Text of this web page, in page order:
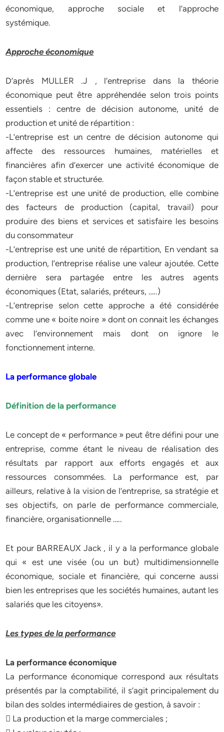
économique, approche sociale et l’approche
systémique.
Approche économique
D’après MULLER .J , l’entreprise dans la théorie
économique peut être appréhendée selon trois points
essentiels : centre de décision autonome, unité de
production et unité de répartition :
-L’entreprise est un centre de décision autonome qui
affecte des ressources humaines, matérielles et
financières afin d’exercer une activité économique de
façon stable et structurée.
-L’entreprise est une unité de production, elle combine
des facteurs de production (capital, travail) pour
produire des biens et services et satisfaire les besoins
du consommateur
-L’entreprise est une unité de répartition, En vendant sa
production, l’entreprise réalise une valeur ajoutée. Cette
dernière sera partagée entre les autres agents
économiques (Etat, salariés, préteurs, …..)
-L’entreprise selon cette approche a été considérée
comme une « boite noire » dont on connait les échanges
avec l’environnement mais dont on ignore le
fonctionnement interne.
La performance globale
Définition de la performance
Le concept de « performance » peut être défini pour une
entreprise, comme étant le niveau de réalisation des
résultats par rapport aux efforts engagés et aux
ressources consommées. La performance est, par
ailleurs, relative à la vision de l’entreprise, sa stratégie et
ses objectifs, on parle de performance commerciale,
financière, organisationnelle …..
Et pour BARREAUX Jack , il y a la performance globale
qui « est une visée (ou un but) multidimensionnelle
économique, sociale et financière, qui concerne aussi
bien les entreprises que les sociétés humaines, autant les
salariés que les citoyens».
Les types de la performance
La performance économique
La performance économique correspond aux résultats
présentés par la comptabilité, il s’agit principalement du
bilan des soldes intermédiaires de gestion, à savoir :
 La production et la marge commerciales ;